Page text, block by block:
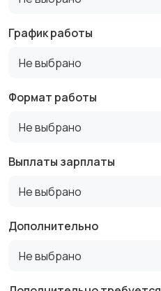
График работы
Не выбрано
Формат работы
Не выбрано
Выплаты зарплаты
Не выбрано
Дополнительно
Не выбрано